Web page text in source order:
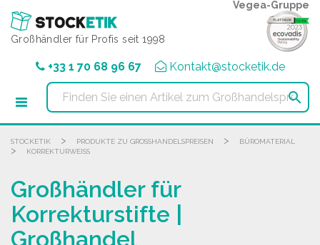
Großhändler für Profis seit 1998
Vegea-Gruppe
+33 1 70 68 96 67 Kontakt@stocketik.de

STOCKETIK > PRODUKTE ZU GROSSHANDELSPREISEN > BÜROMATERIAL
> KORREKTURWEISS
Großhändler für
Korrekturstifte |
Großhandel